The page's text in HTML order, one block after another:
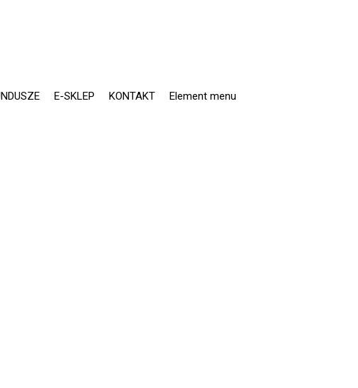
E-SKLEP KONTAKT Element menu